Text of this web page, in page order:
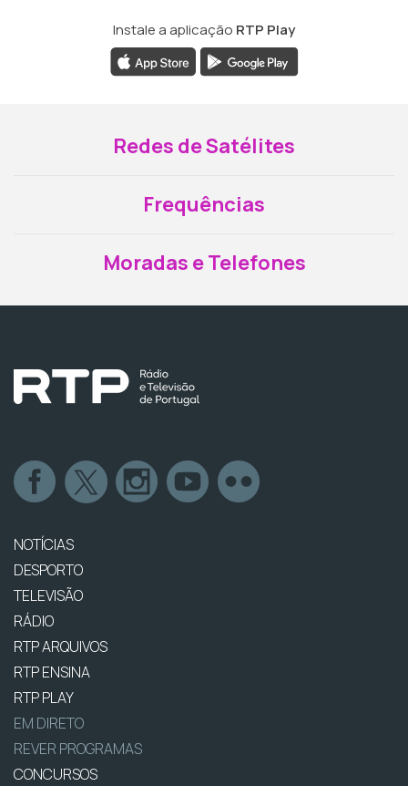
Instale a aplicação RTP Play
Redes de Satélites
Frequências
Moradas e Telefones
NOTÍCIAS
DESPORTO
TELEVISÃO
RÁDIO
RTP ARQUIVOS
RTP ENSINA
RTP PLAY
EM DIRETO
REVER PROGRAMAS
CONCURSOS